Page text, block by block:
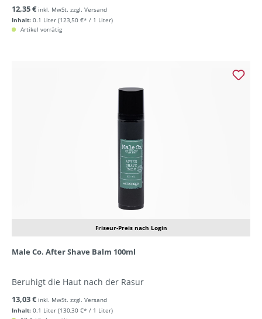
Inhalt: 0.1 Liter (123,50 €* / 1 Liter)
12,35 € inkl. MwSt. zzgl. Versand
Artikel vorrätig
Friseur-Preis nach Login
Male Co. After Shave Balm 100ml
Beruhigt die Haut nach der Rasur
Inhalt: 0.1 Liter (130,30 €* / 1 Liter)
13,03 € inkl. MwSt. zzgl. Versand